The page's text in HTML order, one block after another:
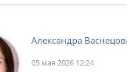
Александра
05 мая 2026 12:24